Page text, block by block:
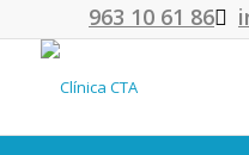
963 10 61 86